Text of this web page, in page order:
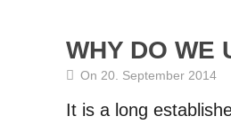
WHY DO WE
On 20. September 2014
It is a long